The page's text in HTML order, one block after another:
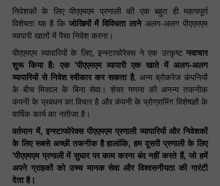
निवेशकों के लिए पीएएमएम प्रणाली की एक बहुत ही महत्वपूर्ण
विशेषता यह है कि जोखिमों में विविधता लानेअलग-अलग पीएएमएम
व्यापारी खातों में पैसा निवेश करना।
पीएएमएम व्यापारियों के लिए, इन्स्टाफोरेक्स ने एक उत्कृष्ट नवाचार
शुरू किया है: एक 'पीएएमएम व्यापारी एक खाते में अलग-अलग
व्यापारियों से निवेश स्वीकार कर सकता है, अन्य ब्रोकरेज कंपनियों
के बीच मिसाल के बिना सेवा। शेयर गणना की अनन्य तकनीक
कंपनी के प्रबंधन का विचार है और कंपनी के प्रोग्रामिंग विशेषज्ञों के
वार्षिक कार्य का नतीजा है।
वर्तमान में, इन्स्टाफोरेक्स पीएएमएम प्रणाली व्यापारियों और निवेशकों
के लिए सबसे अच्छी तकनीक है हालांकि, हम दूसरी प्रणाली के लिए
'पीएएमएम प्रणाली में सुधार पर काम करना बंद नहीं करते हैं, जो हमें
अपने ग्राहकों को उच्च मानक सेवा और विश्वसनीयता की गारंटी
देता है।